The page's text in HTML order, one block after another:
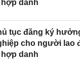
danh
tục đăng ký
cho người lao
danh